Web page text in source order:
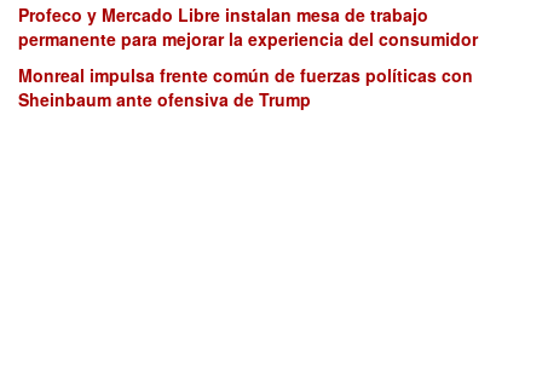
Profeco y Mercado Libre instalan mesa de trabajo
permanente para mejorar la experiencia del consumidor
Monreal impulsa frente común de fuerzas políticas con
Sheinbaum ante ofensiva de Trump